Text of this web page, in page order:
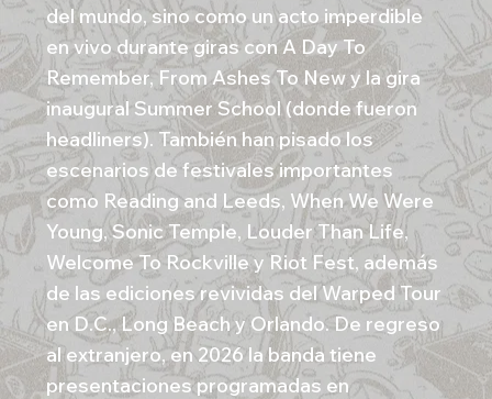
del mundo, sino como un acto imperdible
en vivo durante giras con A Day To
Remember, From Ashes To New y la gira
inaugural Summer School (donde fueron
headliners). También han pisado los
escenarios de festivales importantes
como Reading and Leeds, When We Were
Young, Sonic Temple, Louder Than Life,
Welcome To Rockville y Riot Fest, además
de las ediciones revividas del Warped Tour
en D.C., Long Beach y Orlando. De regreso
al extranjero, en 2026 la banda tiene
presentaciones programadas en